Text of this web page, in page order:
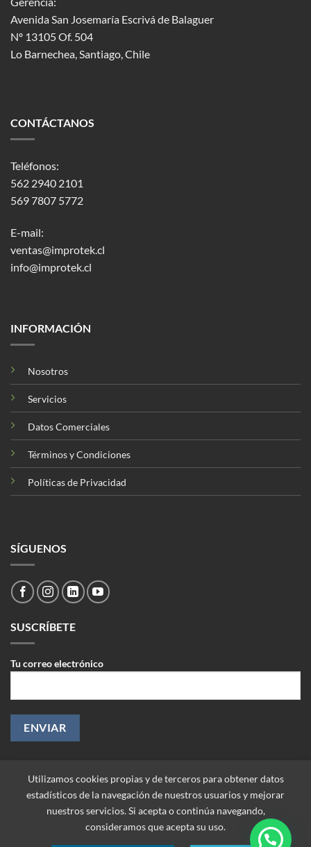
Avenida San Josemaría Escrivá de Balaguer
Nº 13105 Of. 504
Lo Barnechea, Santiago, Chile
CONTÁCTANOS
Teléfonos:
562 2940 2101
569 7807 5772
E-mail:
ventas@improtek.cl
info@improtek.cl
INFORMACIÓN
Nosotros
Servicios
Datos Comerciales
Términos y Condiciones
Políticas de Privacidad
SÍGUENOS
SUSCRÍBETE
Tu correo electrónico
Utilizamos cookies propias y de terceros para obtener datos
estadísticos de la navegación de nuestros usuarios y mejorar
nuestros servicios. Si acepta o continúa navegando,
consideramos que acepta su uso.